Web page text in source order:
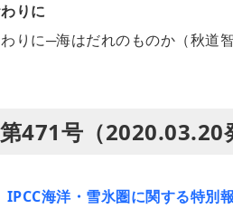
りに
りに─海はだれのものか（秋道
第471号（2020.03.20
IPCC海洋・雪氷圏に関する特別